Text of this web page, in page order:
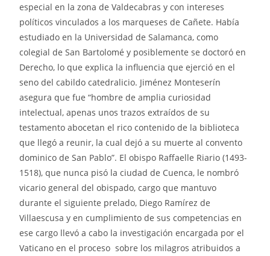
especial en la zona de Valdecabras y con intereses
políticos vinculados a los marqueses de Cañete. Había
estudiado en la Universidad de Salamanca, como
colegial de San Bartolomé y posiblemente se doctoró en
Derecho, lo que explica la influencia que ejerció en el
seno del cabildo catedralicio. Jiménez Monteserín
asegura que fue “hombre de amplia curiosidad
intelectual, apenas unos trazos extraídos de su
testamento abocetan el rico contenido de la biblioteca
que llegó a reunir, la cual dejó a su muerte al convento
dominico de San Pablo”. El obispo Raffaelle Riario (1493-
1518), que nunca pisó la ciudad de Cuenca, le nombró
vicario general del obispado, cargo que mantuvo
durante el siguiente prelado, Diego Ramírez de
Villaescusa y en cumplimiento de sus competencias en
ese cargo llevó a cabo la investigación encargada por el
Vaticano en el proceso sobre los milagros atribuidos a